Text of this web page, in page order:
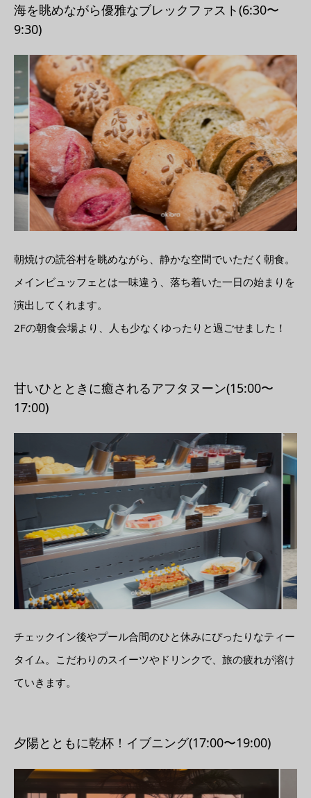
海を眺めながら優雅なブレックファスト(6:30〜
9:30)
朝焼けの読谷村を眺めながら、静かな空間でいただく朝食。
メインビュッフェとは一味違う、落ち着いた一日の始まりを
演出してくれます。
2Fの朝食会場より、人も少なくゆったりと過ごせました！
甘いひとときに癒されるアフタヌーン(15:00〜
17:00)
チェックイン後やプール合間のひと休みにぴったりなティー
タイム。こだわりのスイーツやドリンクで、旅の疲れが溶け
ていきます。
夕陽とともに乾杯！イブニング(17:00〜19:00)